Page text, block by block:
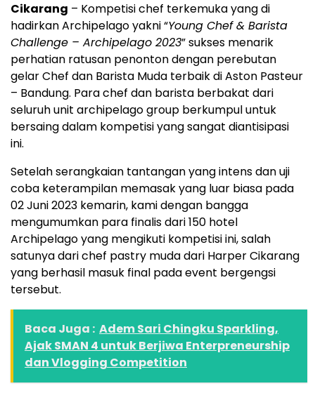
Cikarang – Kompetisi chef terkemuka yang di
hadirkan Archipelago yakni “Young Chef & Barista
Challenge – Archipelago 2023” sukses menarik
perhatian ratusan penonton dengan perebutan
gelar Chef dan Barista Muda terbaik di Aston Pasteur
– Bandung. Para chef dan barista berbakat dari
seluruh unit archipelago group berkumpul untuk
bersaing dalam kompetisi yang sangat diantisipasi
ini.
Setelah serangkaian tantangan yang intens dan uji
coba keterampilan memasak yang luar biasa pada
02 Juni 2023 kemarin, kami dengan bangga
mengumumkan para finalis dari 150 hotel
Archipelago yang mengikuti kompetisi ini, salah
satunya dari chef pastry muda dari Harper Cikarang
yang berhasil masuk final pada event bergengsi
tersebut.
Baca Juga : Adem Sari Chingku Sparkling,
Ajak SMAN 4 untuk Berjiwa Enterpreneurship
dan Vlogging Competition